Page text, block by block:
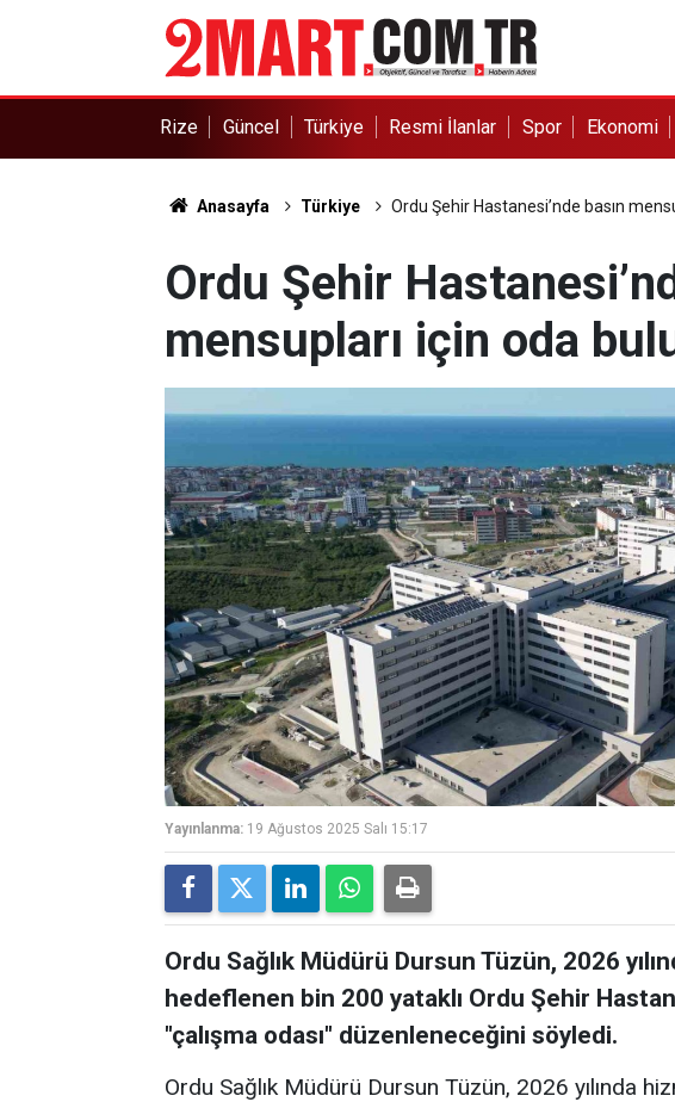
Rize Güncel Türkiye Resmi İlanlar Spor Ekonomi
Anasayfa Türkiye Ordu Şehir Hastanesi’nde basın
Ordu Şehir
mensupları için oda
Yayınlanma: 19 Ağustos 2025 Salı 15:17
Ordu Sağlık Müdürü Dursun Tüzün, 2026
hedeflenen bin 200 yataklı Ordu Şehir
"çalışma odası" düzenleneceğini söyledi.
Ordu Sağlık Müdürü Dursun Tüzün, 2026 yılında